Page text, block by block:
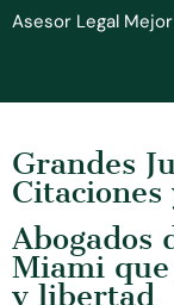
Asesor Legal
Grandes
Abogados
Miami que
y libertad